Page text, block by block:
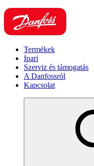
Termékek
Ipari
Szerviz és támogatás
A Danfossról
Kapcsolat